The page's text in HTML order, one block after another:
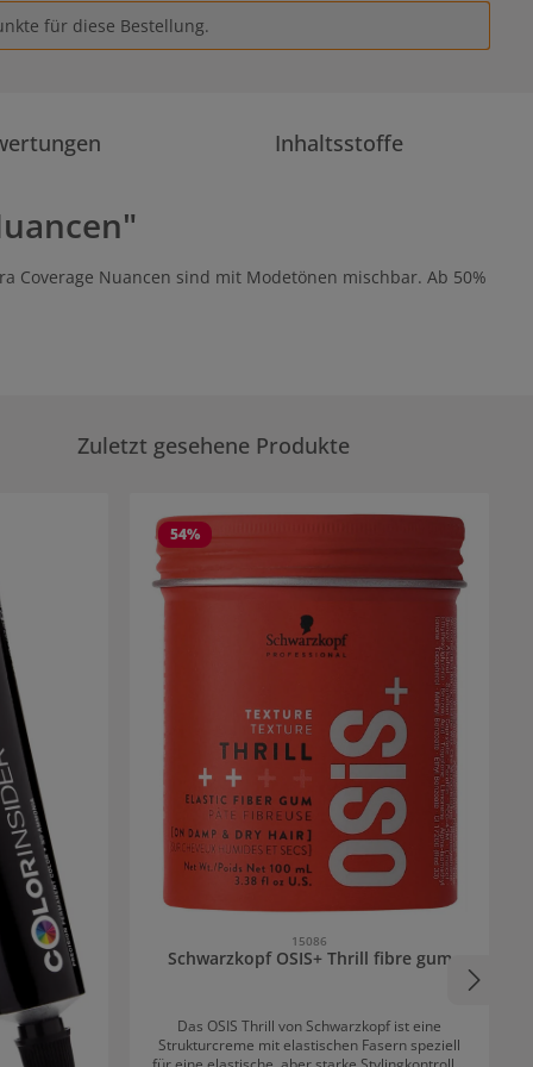
für diese Bestellung.
Inhaltsstoffe
Coverage Nuancen sind mit Modetönen mischbar. Ab 50%
Zuletzt gesehene Produkte
54%
15086
Schwarzkopf OSIS+ Thrill fibre gum
Das OSIS Thrill von Schwarzkopf ist eine
Strukturcreme mit elastischen Fasern speziell